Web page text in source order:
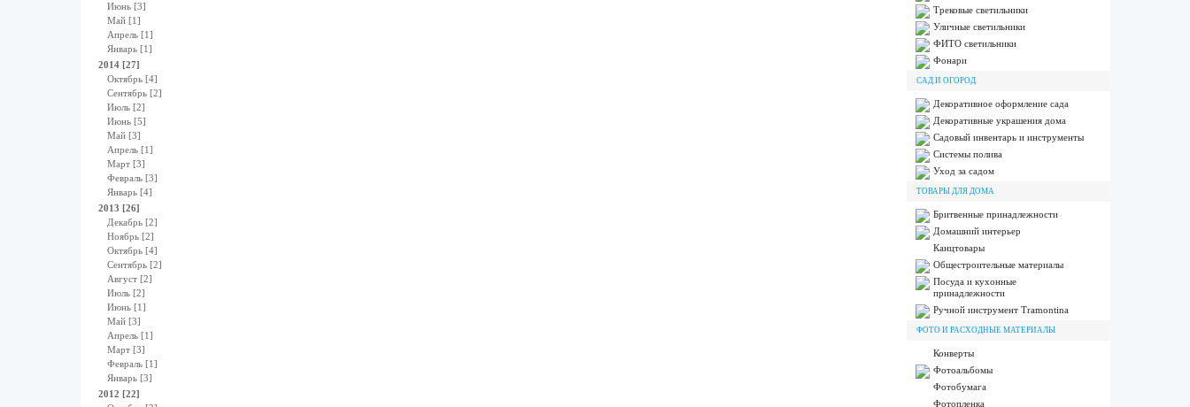
Июнь [3]
Май [1]
Апрель [1]
Январь [1]
2014 [27]
Октябрь [4]
Сентябрь [2]
Июль [2]
Июнь [5]
Май [3]
Апрель [1]
Март [3]
Февраль [3]
Январь [4]
2013 [26]
Декабрь [2]
Ноябрь [2]
Октябрь [4]
Сентябрь [2]
Август [2]
Июль [2]
Июнь [1]
Май [3]
Апрель [1]
Март [3]
Февраль [1]
Январь [3]
2012 [22]
Трековые светильники
Уличные светильники
ФИТО светильники
Фонари
САД И ОГОРОД
Декоративное оформление сада
Декоративные украшения дома
Садовый инвентарь и инструменты
Системы полива
Уход за садом
ТОВАРЫ ДЛЯ ДОМА
Бритвенные принадлежности
Домашний интерьер
Канцтовары
Общестроительные материалы
Посуда и кухонные
принадлежности
Ручной инструмент Tramontina
ФОТО И РАСХОДНЫЕ МАТЕРИАЛЫ
Конверты
Фотоальбомы
Фотобумага
Фотопленка